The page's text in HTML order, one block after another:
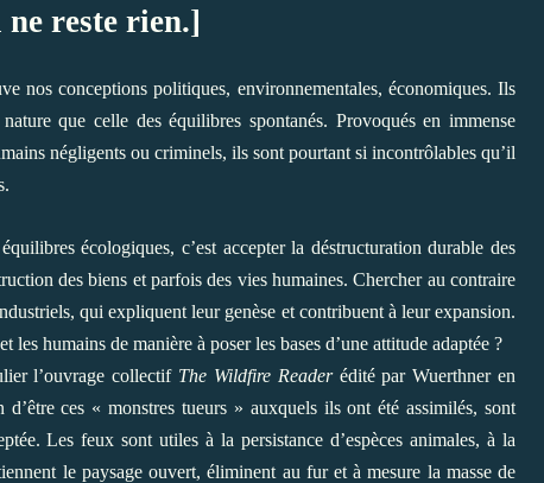
reste rien.]
nos conceptions politiques, environnementales, économiques. Ils
que celle des équilibres spontanés. Provoqués en immense
négligents ou criminels, ils sont pourtant si incontrôlables qu’il
écologiques, c’est accepter la déstructuration durable des
des biens et parfois des vies humaines. Chercher au contraire
qui expliquent leur genèse et contribuent à leur expansion.
humains de manière à poser les bases d’une attitude adaptée ?
l’ouvrage collectif The Wildfire Reader édité par Wuerthner en
ces « monstres tueurs » auxquels ils ont été assimilés, sont
Les feux sont utiles à la persistance d’espèces animales, à la
le paysage ouvert, éliminent au fur et à mesure la masse de